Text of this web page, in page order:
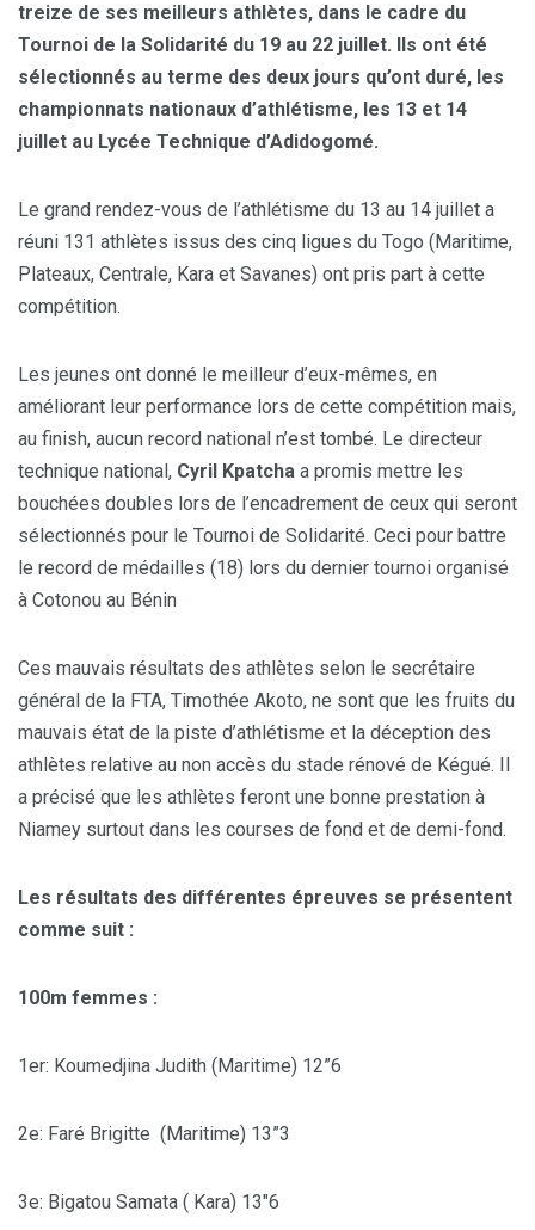
treize de ses meilleurs athlètes, dans le cadre du
Tournoi de la Solidarité du 19 au 22 juillet. Ils ont été
sélectionnés au terme des deux jours qu’ont duré, les
championnats nationaux d’athlétisme, les 13 et 14
juillet au Lycée Technique d’Adidogomé.
Le grand rendez-vous de l’athlétisme du 13 au 14 juillet a
réuni 131 athlètes issus des cinq ligues du Togo (Maritime,
Plateaux, Centrale, Kara et Savanes) ont pris part à cette
compétition.
Les jeunes ont donné le meilleur d’eux-mêmes, en
améliorant leur performance lors de cette compétition mais,
au finish, aucun record national n’est tombé. Le directeur
technique national, Cyril Kpatcha a promis mettre les
bouchées doubles lors de l’encadrement de ceux qui seront
sélectionnés pour le Tournoi de Solidarité. Ceci pour battre
le record de médailles (18) lors du dernier tournoi organisé
à Cotonou au Bénin
Ces mauvais résultats des athlètes selon le secrétaire
général de la FTA, Timothée Akoto, ne sont que les fruits du
mauvais état de la piste d’athlétisme et la déception des
athlètes relative au non accès du stade rénové de Kégué. Il
a précisé que les athlètes feront une bonne prestation à
Niamey surtout dans les courses de fond et de demi-fond.
Les résultats des différentes épreuves se présentent
comme suit :
100m femmes :
1er: Koumedjina Judith (Maritime) 12”6
2e: Faré Brigitte (Maritime) 13”3
3e: Bigatou Samata ( Kara) 13″6